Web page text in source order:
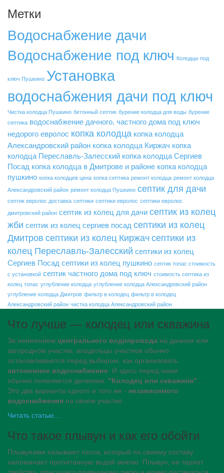
Метки
Водоснабжение дачи
Водоснабжение под ключ Колодцы под
ключ Пушкино Установка
водоснабжения дачи под ключ
Чистка колодца Пушкино бетонный септик бурение колодца для воды бурение
септика водоснабжение дачного, частного дома под ключ
недорого евролос копка колодца копка колодца
Александровский район копка колодца Киржач копка
колодца Переславль-Залесский копка колодца Сергиев
Посад копка колодца в Дмитрове и районе копка колодца
пушкино копка колодцев цена копка септика ремонт колодца ремонт колодца
Александровский район ремонт колодца Пушкино септик для дачи
септик евролос доставка септики септики евролос септики евролос
дмитровский район септик из колец для дачи септик из колец
жби септик из колец сергиев посад септики из колец
Дмитров септики из колец Киржач септики из
колец Переславль-Залесский септики из колец
Сергиев Посад септики из колец пушкино септик топас стоимость
с установкой септик частного дома под ключ стоимость септика из
колец топас углубление колодца углубление колодца Александровский район
углубление колодца Дмитров фильтр в колодец фильтр в колодец
Александровский район чистка колодца Александровский район
Что лучше — колодец или скважина
За неимением центрального водопровода на дачном или
загородном участке, владельцы участков обычно
останавливаются перед выбором, как организовать
автономное водоснабжение . И здесь перед ними
обычно появляется дилемма: "Колодец или скважина"
Это два варианта одного и того же - независимого
водоснабжения на своем участке.
Читать статью...
Что такое плывун и как его обойти
Плывунами называют песок, который по своему составу
напоминает пропитанную водой землю. Плывун, не теряет